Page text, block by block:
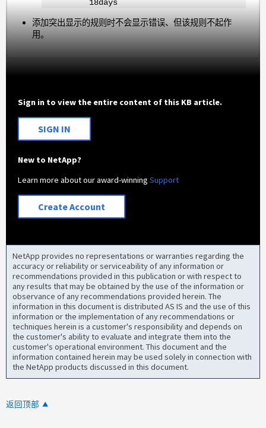
18days
添加突出显示的规则时不会显示错误、但该规则不起作
用。
Sign in to view the entire content of this KB article.
SIGN IN
New to NetApp?
Learn more about our award-winningSupport
Create Account
NetApp provides no representations or warranties regarding the
accuracy or reliability or serviceability of any information or
recommendations provided in this publication or with respect to
any results that may be obtained by the use of the information or
observance of any recommendations provided herein. The
information in this document is distributed AS IS and the use of this
information or the implementation of any recommendations or
techniques herein is a customer's responsibility and depends on
the customer's ability to evaluate and integrate them into the
customer's operational environment. This document and the
information contained herein may be used solely in connection with
the NetApp products discussed in this document.
返回顶部